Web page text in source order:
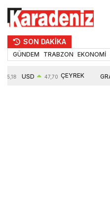
SON DAKİKA
GÜNDEM TRABZON EKONOMİ
55,18 USD 47,70 ÇEYREK